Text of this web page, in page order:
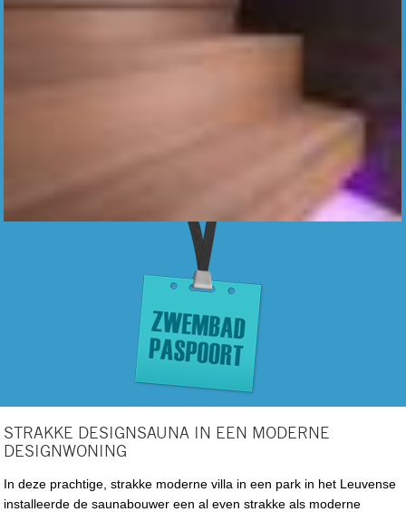
STRAKKE DESIGNSAUNA IN EEN MODERNE
DESIGNWONING
In deze prachtige, strakke moderne villa in een park in het Leuvense
installeerde de saunabouwer een al even strakke als moderne